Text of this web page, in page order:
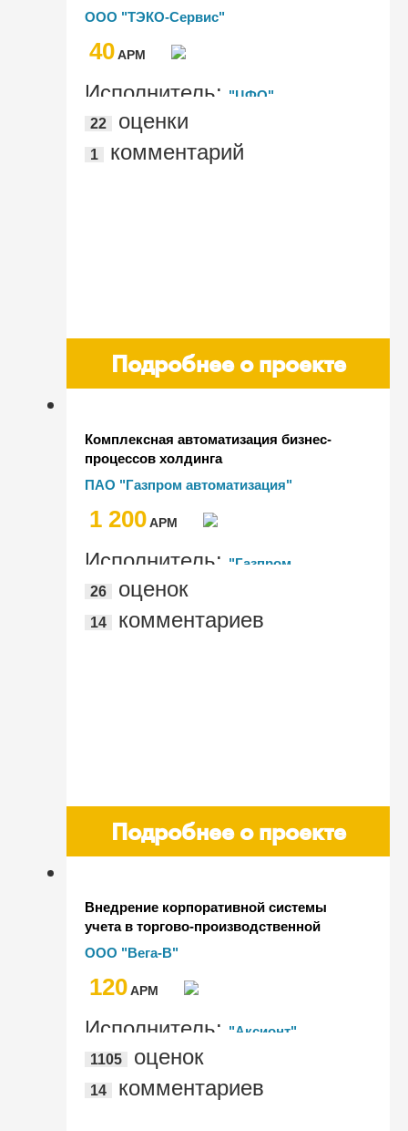
деятельности мусороуборочного
предприятия ООО "ТЭКО-Сервис" на
базе "1С:Управление
ООО "ТЭКО-Сервис"
40AРМ
Исполнитель: "ЦФО"
22
оценки
1 комментарий
Подробнее о проекте
Комплексная автоматизация бизнес-
процессов холдинга
ПАО "Газпром автоматизация"
1 200AРМ
Исполнитель: "Газпром
автоматизация"
26 оценок
14 комментариев
Подробнее о проекте
Внедрение корпоративной системы
учета в торгово-производственной
компании ООО "Вега-В" на базе
производственным предприятием 8"
ООО "Вега-В"
120AРМ
Исполнитель: "Аксионт"
1105
оценок
14 комментариев